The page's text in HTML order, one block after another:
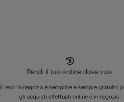
Rendi il tuo ordine dove vuoi
Il reso in negozio è semplice e sempre gratuito
gli acquisti effettuati online e in negozio.